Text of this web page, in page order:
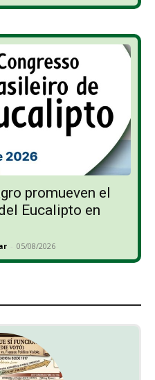
promueven el
Eucalipto en
- 05/08/2026